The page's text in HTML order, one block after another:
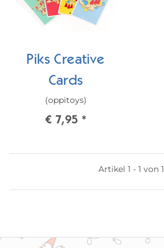
Piks Creative
Cards
(oppitoys)
€ 7,95 *
Artikel 1 - 1 von 1